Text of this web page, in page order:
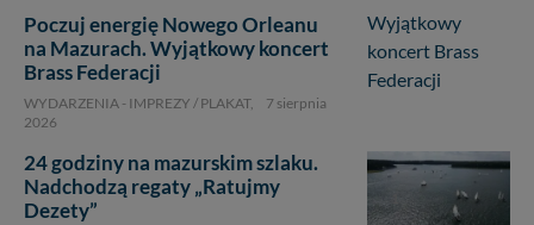
Poczuj energię Nowego Orleanu
na Mazurach. Wyjątkowy koncert
Brass Federacji
WYDARZENIA - IMPREZY / PLAKAT,
7 sierpnia
2026
24 godziny na mazurskim szlaku.
Nadchodzą regaty „Ratujmy
Dezety”